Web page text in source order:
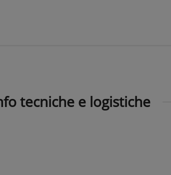
tecniche e logistiche